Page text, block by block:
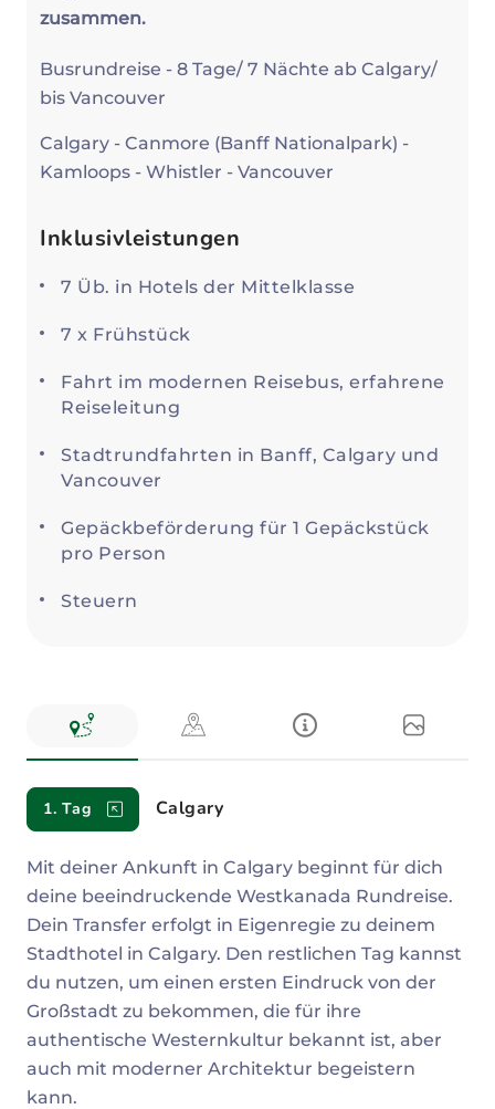
zusammen.
Busrundreise - 8 Tage/ 7 Nächte ab Calgary/
bis Vancouver
Calgary - Canmore (Banff Nationalpark) -
Kamloops - Whistler - Vancouver
Inklusivleistungen
7 Üb. in Hotels der Mittelklasse
7 x Frühstück
Fahrt im modernen Reisebus, erfahrene
Reiseleitung
Stadtrundfahrten in Banff, Calgary und
Vancouver
Gepäckbeförderung für 1 Gepäckstück
pro Person
Steuern
Reiseverlauf
1. Tag Calgary
Mit deiner Ankunft in Calgary beginnt für dich
deine beeindruckende Westkanada Rundreise.
Dein Transfer erfolgt in Eigenregie zu deinem
Stadthotel in Calgary. Den restlichen Tag kannst
du nutzen, um einen ersten Eindruck von der
Großstadt zu bekommen, die für ihre
authentische Westernkultur bekannt ist, aber
auch mit moderner Architektur begeistern
kann.